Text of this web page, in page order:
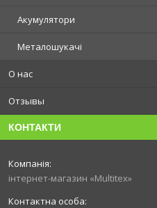
Акумулятори
Металошукачі
О нас
Отзывы
КОНТАКТИ
інтернет-магазин «Multitex»